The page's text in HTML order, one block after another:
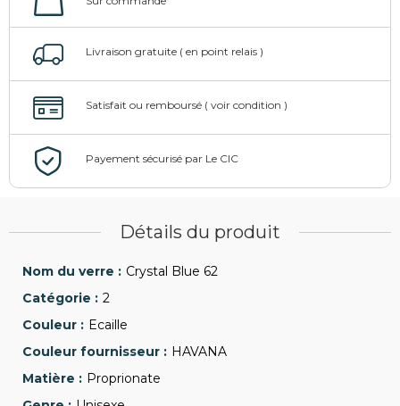
Détails du produit
Crystal Blue 62
2
Ecaille
HAVANA
Proprionate